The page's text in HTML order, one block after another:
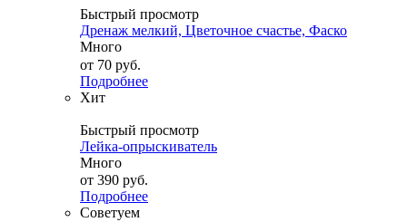
Быстрый просмотр
Дренаж мелкий, Цветочное счастье, Фаско
Много
от 70 руб.
Подробнее
Хит
Быстрый просмотр
Лейка-опрыскиватель
Много
от 390 руб.
Подробнее
Советуем